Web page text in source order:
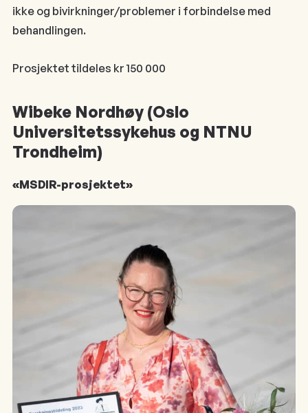
ikke og bivirkninger/problemer i forbindelse med
behandlingen.
Prosjektet tildeles kr 150 000
Wibeke Nordhøy (Oslo
Universitetssykehus og NTNU
Trondheim)
«MSDIR-prosjektet»